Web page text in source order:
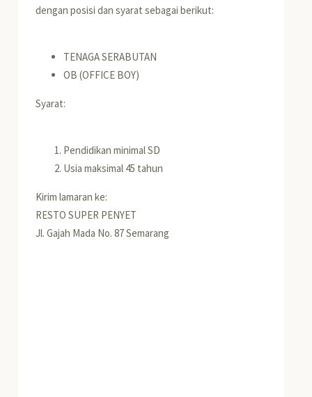
dengan posisi dan syarat sebagai berikut:
TENAGA SERABUTAN
OB (OFFICE BOY)
Syarat:
Pendidikan minimal SD
Usia maksimal 45 tahun
Kirim lamaran ke:
RESTO SUPER PENYET
Jl. Gajah Mada No. 87 Semarang